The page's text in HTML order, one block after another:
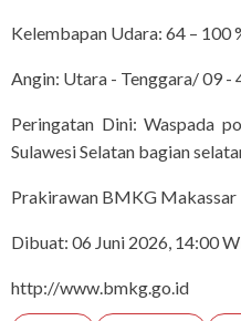
Kelembapan Udara: 64 – 100
Angin: Utara - Tenggara/ 09 -
Peringatan Dini: Waspada
Sulawesi Selatan bagian
Prakirawan BMKG Makassar
Dibuat: 06 Juni 2026, 14:00
http://www.bmkg.go.id